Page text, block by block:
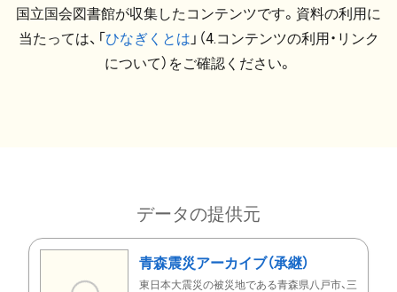
国立国会図書館が収集したコンテンツです。資料の利用に
当たっては、「ひなぎくとは 」（4.コンテンツの利用・リンク
について）をご確認ください。
データの提供元
青森震災アーカイブ（承継）
東日本大震災の被災地である青森県八戸市、三